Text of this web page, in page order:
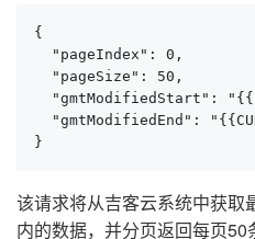
{
  "pageIndex": 0,
  "pageSize": 50,
"gmtModifiedStart":
"gmtModifiedEnd":
}
该请求将从吉客云系统中获取
内的数据，并分页返回每页50